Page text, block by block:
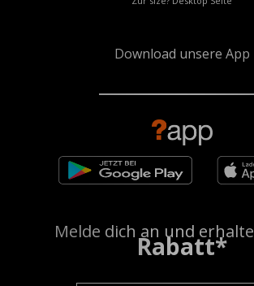
Download unsere App
Melde dich an und erhalte
Rabatt*